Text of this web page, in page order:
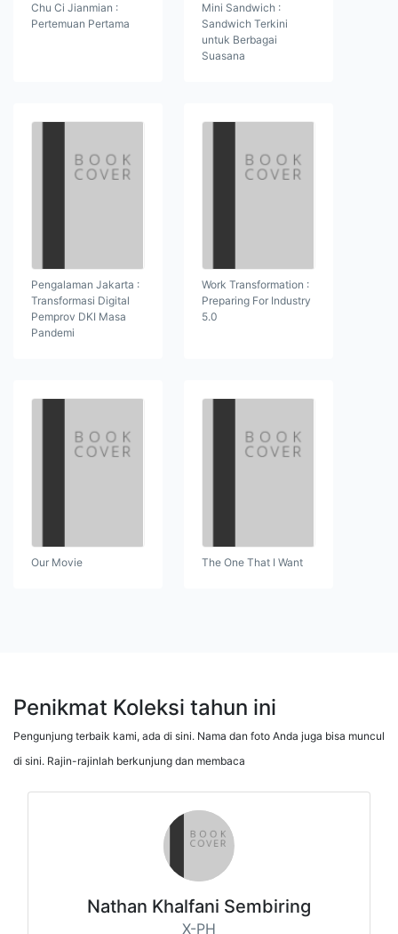
Chu Ci Jianmian :
Pertemuan Pertama
Mini Sandwich :
Sandwich Terkini
untuk Berbagai
Suasana
Pengalaman Jakarta :
Transformasi Digital
Pemprov DKI Masa
Pandemi
Work Transformation :
Preparing For Industry
5.0
Our Movie The One That I Want
Penikmat Koleksi tahun ini
Pengunjung terbaik kami, ada di sini. Nama dan foto Anda juga bisa muncul
di sini. Rajin-rajinlah berkunjung dan membaca
Nathan Khalfani Sembiring
X-PH